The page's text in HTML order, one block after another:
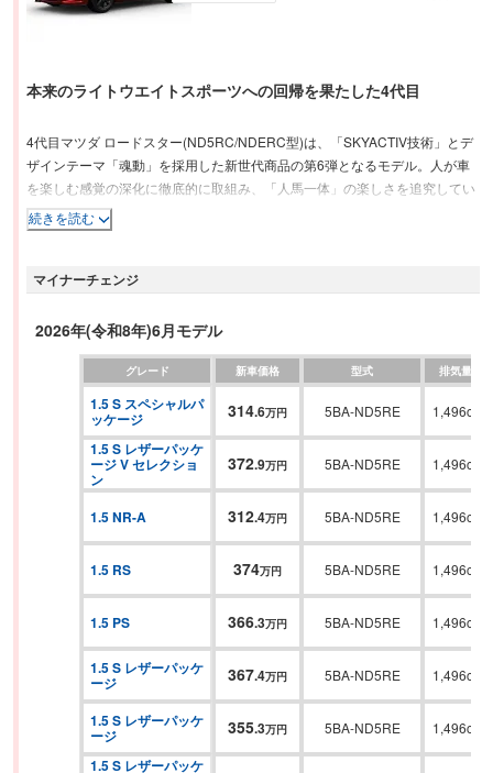
本来のライトウエイトスポーツへの回帰を果たした4代目
4代目マツダ ロードスター(ND5RC/NDERC型)は、「SKYACTIV技術」とデ
ザインテーマ「魂動」を採用した新世代商品の第6弾となるモデル。人が車
を楽しむ感覚の深化に徹底的に取組み、「人馬一体」の楽しさを追究してい
る。新開発の直噴1.5LガソリンエンジンのSKYACTIV-G 1.5をフロントミッ
ドシップに搭載し、前後重量配分を50：50としている。ボディには、アルミ
に剛性を確保しながら軽量な構造を追求するなどして、先代モデル比100kg
続きを読む
マイナーチェンジ
2026年(令和8年)6月モデル
グレード 新車価格 型式 排気量
1.5 S スペシャルパ
ッケージ 314.6万円 5BA-ND5RE 1,496cc
1.5 S レザーパッケ
ージ V セレクショ
ン
372.9万円 5BA-ND5RE 1,496cc
1.5 NR-A 312.4万円 5BA-ND5RE 1,496cc
1.5 RS 374万円 5BA-ND5RE 1,496cc
1.5 PS 366.3万円 5BA-ND5RE 1,496cc
1.5 S レザーパッケ
ージ 367.4万円 5BA-ND5RE 1,496cc
1.5 S レザーパッケ
ージ 355.3万円 5BA-ND5RE 1,496cc
1.5 S レザーパッケ